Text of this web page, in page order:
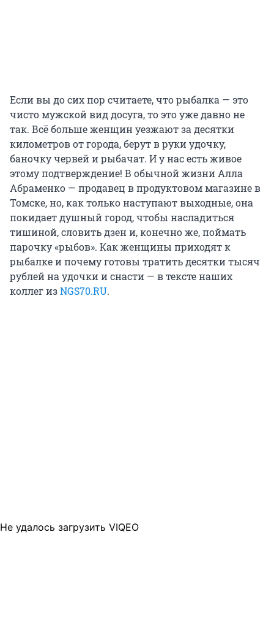
Если вы до сих пор считаете, что рыбалка — это
чисто мужской вид досуга, то это уже давно не
так. Всё больше женщин уезжают за десятки
километров от города, берут в руки удочку,
баночку червей и рыбачат. И у нас есть живое
этому подтверждение! В обычной жизни Алла
Абраменко — продавец в продуктовом магазине в
Томске, но, как только наступают выходные, она
покидает душный город, чтобы насладиться
тишиной, словить дзен и, конечно же, поймать
парочку «рыбов». Как женщины приходят к
рыбалке и почему готовы тратить десятки тысяч
рублей на удочки и снасти — в тексте наших
коллег изNGS70.RU.
Не удалось загрузить VIQEO